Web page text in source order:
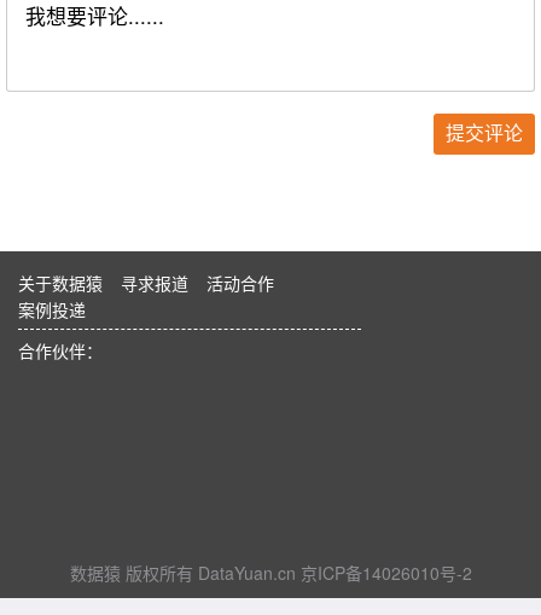
关于数据猿 寻求报道
活动合作
案例投递
合作伙伴：
数据猿 版权所有 DataYuan.cn 京ICP备14026010号-2